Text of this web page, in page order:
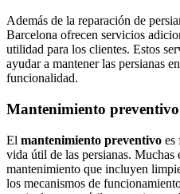
Además de la reparación de
Barcelona ofrecen servicios
utilidad para los clientes. Estos
ayudar a mantener las persianas
funcionalidad.
Mantenimiento preventivo
El mantenimiento preventivo es
vida útil de las persianas. Muchas
mantenimiento que incluyen
los mecanismos de